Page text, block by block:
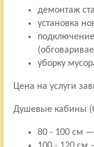
демонтаж
установка
уборку
Цена на услуги
Душевые кабины
80 - 100 см —